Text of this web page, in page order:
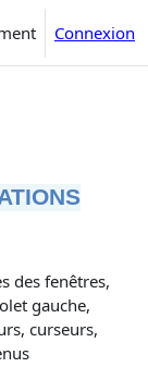
Connexion
des fenêtres,
gauche,
curseurs,